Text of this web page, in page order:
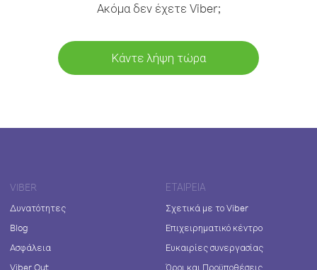
Ακόμα δεν έχετε Viber;
Κάντε λήψη τώρα
VIBER
Δυνατότητες
Blog
Ασφάλεια
Viber Out
ΕΤΑΙΡΕΊΑ
Σχετικά με το Viber
Επιχειρηματικό κέντρο
Ευκαιρίες συνεργασίας
Όροι και Προϋποθέσεις